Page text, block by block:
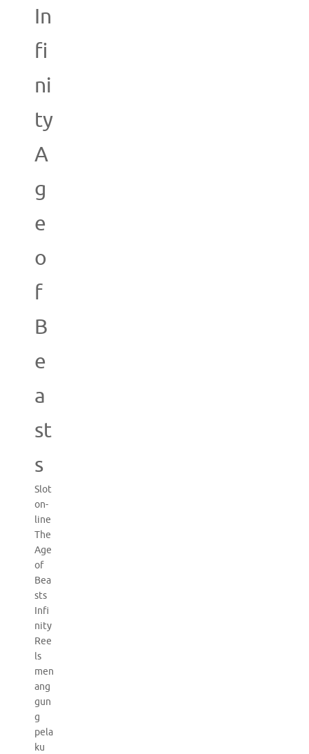
In
fi
ni
ty
A
g
e
o
f
B
e
a
st
s
Slot
on-
line
The
Age
of
Bea
sts
Infi
nity
Ree
ls
men
ang
gun
g
pela
ku